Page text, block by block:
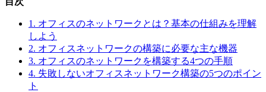
1. オフィスのネットワークとは？基本の仕組みを理解
しよう
2. オフィスネットワークの構築に必要な主な機器
3. オフィスのネットワークを構築する4つの手順
4. 失敗しないオフィスネットワーク構築の5つのポイン
ト